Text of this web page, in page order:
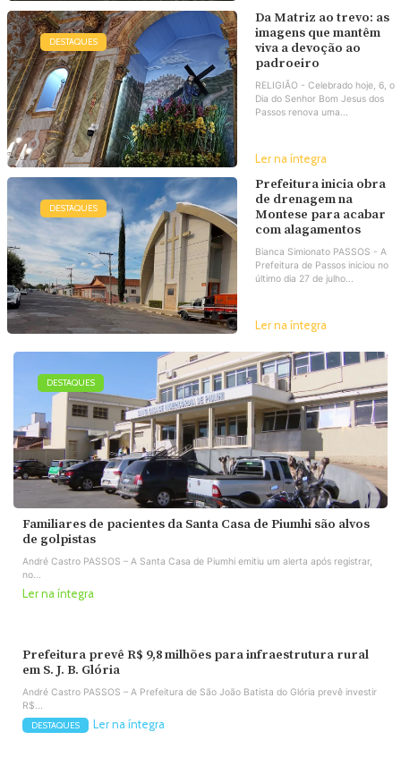
DESTAQUES
Da Matriz ao trevo: as
imagens que mantêm
viva a devoção ao
padroeiro
RELIGIÃO - Celebrado hoje, 6, o
Dia do Senhor Bom Jesus dos
Passos renova uma...
Ler na íntegra
DESTAQUES
Prefeitura inicia obra
de drenagem na
Montese para acabar
com alagamentos
Bianca Simionato PASSOS - A
Prefeitura de Passos iniciou no
último dia 27 de julho...
Ler na íntegra
DESTAQUES
Familiares de pacientes da Santa Casa de Piumhi são alvos
de golpistas
André Castro PASSOS – A Santa Casa de Piumhi emitiu um alerta após registrar,
no...
Ler na íntegra
Prefeitura prevê R$ 9,8 milhões para infraestrutura rural
em S. J. B. Glória
André Castro PASSOS – A Prefeitura de São João Batista do Glória prevê investir
R$...
DESTAQUES Ler na íntegra